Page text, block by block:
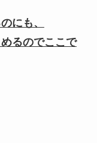
にも、
るのでここで